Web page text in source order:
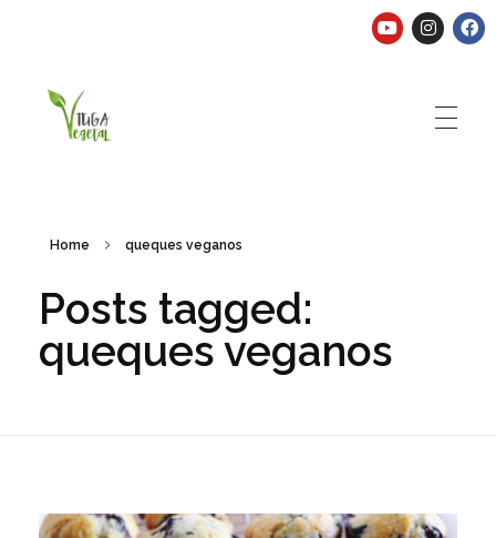
Home queques veganos
Posts tagged:
queques veganos